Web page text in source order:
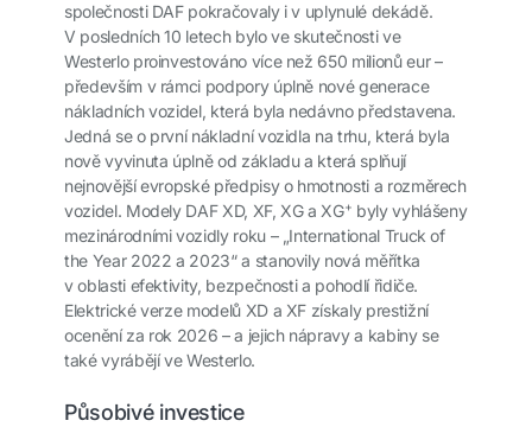
společnosti DAF pokračovaly i v uplynulé dekádě.
V posledních 10 letech bylo ve skutečnosti ve
Westerlo proinvestováno více než 650 milionů eur –
především v rámci podpory úplně nové generace
nákladních vozidel, která byla nedávno představena.
Jedná se o první nákladní vozidla na trhu, která byla
nově vyvinuta úplně od základu a která splňují
nejnovější evropské předpisy o hmotnosti a rozměrech
vozidel. Modely DAF XD, XF, XG a XG+ byly vyhlášeny
mezinárodními vozidly roku – „International Truck of
the Year 2022 a 2023“ a stanovily nová měřítka
v oblasti efektivity, bezpečnosti a pohodlí řidiče.
Elektrické verze modelů XD a XF získaly prestižní
ocenění za rok 2026 – a jejich nápravy a kabiny se
také vyrábějí ve Westerlo.
Působivé investice